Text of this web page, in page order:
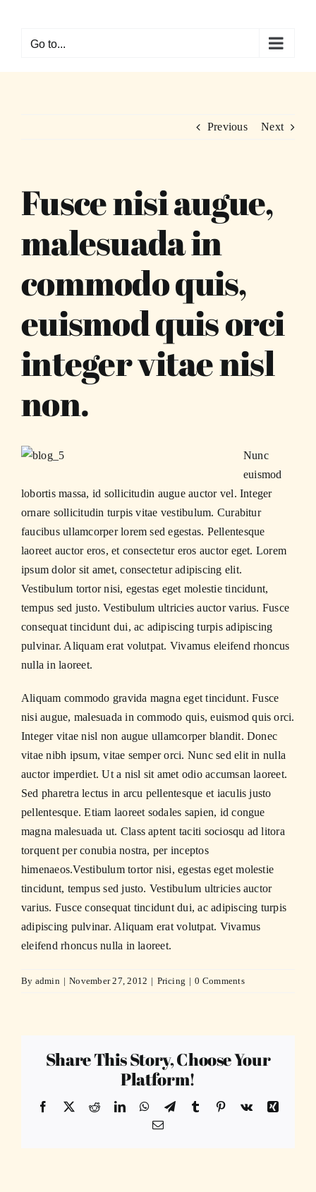
contentGo to...
Previous Next
Fusce nisi augue,
malesuada in
commodo quis,
euismod quis orci
integer vitae nisl
non.
Nunc
euismod
lobortis massa, id sollicitudin augue auctor vel. Integer
ornare sollicitudin turpis vitae vestibulum. Curabitur
faucibus ullamcorper lorem sed egestas. Pellentesque
laoreet auctor eros, et consectetur eros auctor eget. Lorem
ipsum dolor sit amet, consectetur adipiscing elit.
Vestibulum tortor nisi, egestas eget molestie tincidunt,
tempus sed justo. Vestibulum ultricies auctor varius. Fusce
consequat tincidunt dui, ac adipiscing turpis adipiscing
pulvinar. Aliquam erat volutpat. Vivamus eleifend rhoncus
nulla in laoreet.
Aliquam commodo gravida magna eget tincidunt. Fusce
nisi augue, malesuada in commodo quis, euismod quis orci.
Integer vitae nisl non augue ullamcorper blandit. Donec
vitae nibh ipsum, vitae semper orci. Nunc sed elit in nulla
auctor imperdiet. Ut a nisl sit amet odio accumsan laoreet.
Sed pharetra lectus in arcu pellentesque et iaculis justo
pellentesque. Etiam laoreet sodales sapien, id congue
magna malesuada ut. Class aptent taciti sociosqu ad litora
torquent per conubia nostra, per inceptos
himenaeos.Vestibulum tortor nisi, egestas eget molestie
tincidunt, tempus sed justo. Vestibulum ultricies auctor
varius. Fusce consequat tincidunt dui, ac adipiscing turpis
adipiscing pulvinar. Aliquam erat volutpat. Vivamus
eleifend rhoncus nulla in laoreet.
By admin | November 27, 2012 | Pricing | 0 Comments
Share This Story, Choose Your
Platform!
Facebook
X RedditLinkedInWhatsApp
TelegramTumblr Pinterest
Vk
Xing
Email